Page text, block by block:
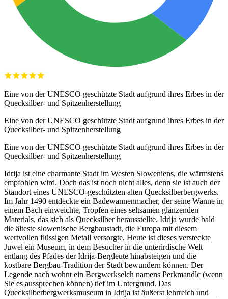
Eine von der UNESCO geschützte Stadt aufgrund ihres Erbes in der
Quecksilber- und Spitzenherstellung
Eine von der UNESCO geschützte Stadt aufgrund ihres Erbes in der
Quecksilber- und Spitzenherstellung
Eine von der UNESCO geschützte Stadt aufgrund ihres Erbes in der
Quecksilber- und Spitzenherstellung
Idrija ist eine charmante Stadt im Westen Sloweniens, die wärmstens
empfohlen wird. Doch das ist noch nicht alles, denn sie ist auch der
Standort eines UNESCO-geschützten alten Quecksilberbergwerks.
Im Jahr 1490 entdeckte ein Badewannenmacher, der seine Wanne in
einem Bach einweichte, Tropfen eines seltsamen glänzenden
Materials, das sich als Quecksilber herausstellte. Idrija wurde bald
die älteste slowenische Bergbaustadt, die Europa mit diesem
wertvollen flüssigen Metall versorgte. Heute ist dieses versteckte
Juwel ein Museum, in dem Besucher in die unterirdische Welt
entlang des Pfades der Idrija-Bergleute hinabsteigen und die
kostbare Bergbau-Tradition der Stadt bewundern können. Der
Legende nach wohnt ein Bergwerkselch namens Perkmandlc (wenn
Sie es aussprechen können) tief im Untergrund. Das
Quecksilberbergwerksmuseum in Idrija ist äußerst lehrreich und